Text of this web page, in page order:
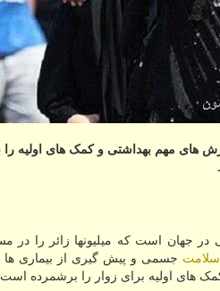
مهم بهداشتی و کمک های اولیه را
در جهان است که میلیونها زائر را در
سلامت جسمی و پیش گیری از بیماری
های اولیه برای زوار را برشمرده